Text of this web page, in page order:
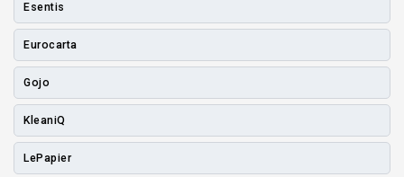
Esentis
Eurocarta
Gojo
KleaniQ
LePapier